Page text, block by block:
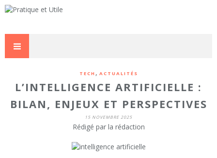
TECH , ACTUALITÉS
L’INTELLIGENCE ARTIFICIELLE :
BILAN, ENJEUX ET PERSPECTIVES
15 NOVEMBRE 2025
Rédigé par la rédaction